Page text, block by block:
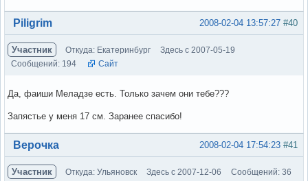
Вне форума #40
2008-02-04 13:57:27
Piligrim
Участник Откуда: Екатеринбург
Здесь с 2007-05-19
Сообщений: 194
Сайт
Да, фаиши Меладзе есть. Только зачем они тебе???
Запястье у меня 17 см. Заранее спасибо!
Вне форума #41
2008-02-04 17:54:23
Верочка
Участник Откуда: Ульяновск Здесь с 2007-12-06 Сообщений: 36